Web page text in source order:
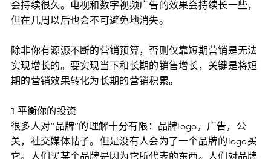
会持续很久。电视和数字视频广告的效果会持续长一些，
但在几周以后也会不可避免地消失。
除非你有源源不断的营销预算，否则仅靠短期营销是无法
实现增长的。要实现当下和长期的销售增长，关键是将短
期的营销效果转化为长期的营销积累。
1 平衡你的投资
很多人对“品牌”的理解十分有限：品牌logo，广告，公
关，社交媒体帖子。但是没有人会为了一个品牌的logo买
它。人们买某个品牌是因为它所代表的东西。人们对品牌